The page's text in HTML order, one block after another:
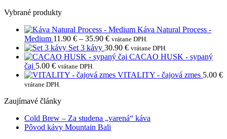
Vybrané produkty
Káva Natural Process -
Medium 11.90 € – 35.90 €Price
range:
11.90 €
35.90 €
vrátane DPH.
Set 3 kávy 30.90 € vrátane DPH.
CACAO HUSK - sypaný
čaj 5.00 € vrátane DPH.
VITALITY - čajová zmes 5.00 €
vrátane DPH.
Zaujímavé články
Cold Brew – Za studena „varená“ káva
Pôvod kávy Mountain Bali